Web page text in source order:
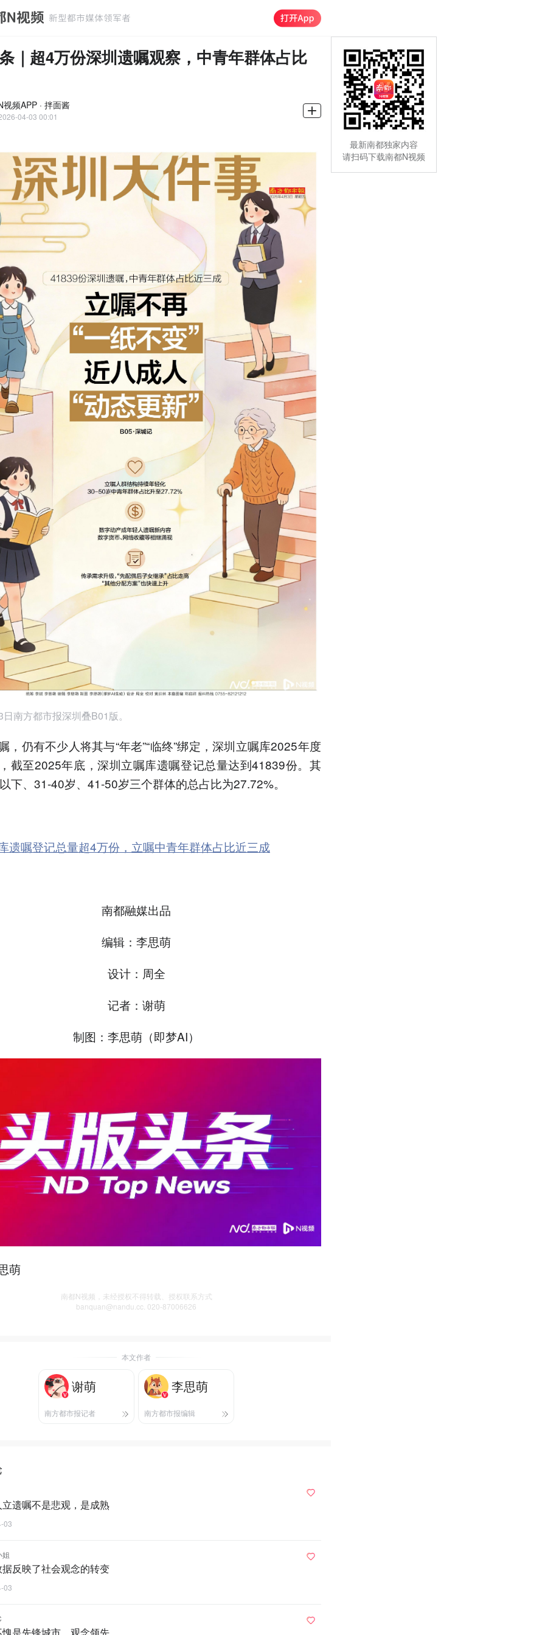
｜超4万份深圳遗嘱观察，中青年群体占比
视频APP · 拌面酱
04-03 00:01
南方都市报深圳叠B01版。
，仍有不少人将其与“年老”“临终”绑定，深圳立嘱库2025年度
截至2025年底，深圳立嘱库遗嘱登记总量达到41839份。其
下、31-40岁、41-50岁三个群体的总占比为27.72%。
遗嘱登记总量超4万份，立嘱中青年群体占比近三成
南都融媒出品
编辑：李思萌
设计：周全
记者：谢萌
制图：李思萌（即梦AI）
萌
南都N视频，未经授权不得转载、授权联系方式
banquan@nandu.cc. 020-87006626
本文作者
谢萌
南方都市报记者
李思萌
南方都市报编辑
遗嘱不是悲观，是成熟
03
姐
反映了社会观念的转变
03
是先锋城市，观念领先
最新南都独家内容
请扫码下载南都N视频